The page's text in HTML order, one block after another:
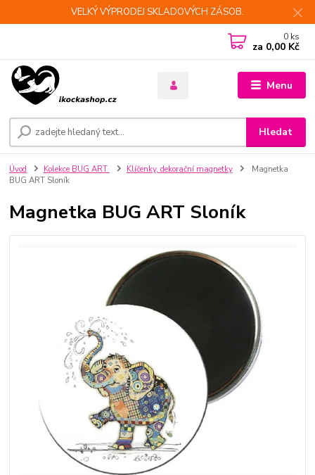
VELKÝ VÝPRODEJ SKLADOVÝCH ZÁSOB.
Menu
Hledat
0 ks
za 0,00 Kč
Úvod Kolekce BUG ART Klíčenky, dekorační magnetky
Magnetka
BUG ART Sloník
Magnetka BUG ART Sloník